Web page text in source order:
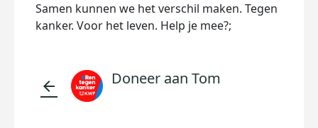
Samen kunnen we het verschil maken. Tegen
kanker. Voor het leven. Help je mee?;
arrow_back Doneer aan Tom